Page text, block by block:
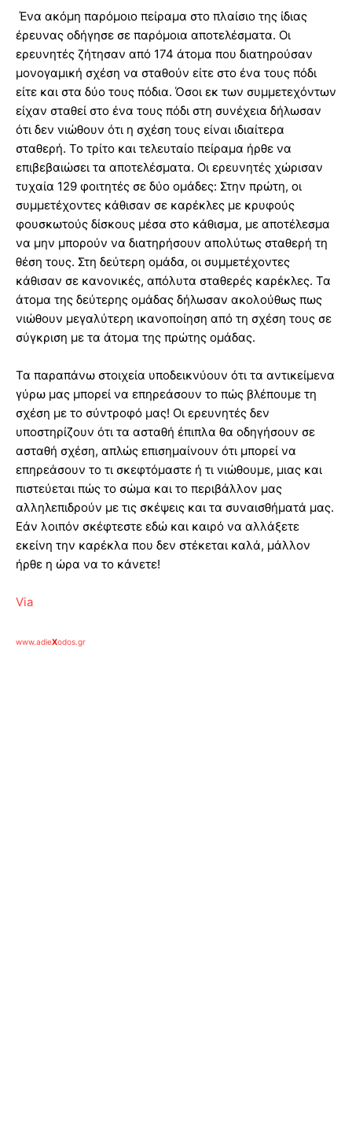
Ένα ακόμη παρόμοιο πείραμα στο πλαίσιο της ίδιας
έρευνας οδήγησε σε παρόμοια αποτελέσματα. Οι
ερευνητές ζήτησαν από 174 άτομα που διατηρούσαν
μονογαμική σχέση να σταθούν είτε στο ένα τους πόδι
είτε και στα δύο τους πόδια. Όσοι εκ των συμμετεχόντων
είχαν σταθεί στο ένα τους πόδι στη συνέχεια δήλωσαν
ότι δεν νιώθουν ότι η σχέση τους είναι ιδιαίτερα
σταθερή. Το τρίτο και τελευταίο πείραμα ήρθε να
επιβεβαιώσει τα αποτελέσματα. Οι ερευνητές χώρισαν
τυχαία 129 φοιτητές σε δύο ομάδες: Στην πρώτη, οι
συμμετέχοντες κάθισαν σε καρέκλες με κρυφούς
φουσκωτούς δίσκους μέσα στο κάθισμα, με αποτέλεσμα
να μην μπορούν να διατηρήσουν απολύτως σταθερή τη
θέση τους. Στη δεύτερη ομάδα, οι συμμετέχοντες
κάθισαν σε κανονικές, απόλυτα σταθερές καρέκλες. Τα
άτομα της δεύτερης ομάδας δήλωσαν ακολούθως πως
νιώθουν μεγαλύτερη ικανοποίηση από τη σχέση τους σε
σύγκριση με τα άτομα της πρώτης ομάδας.
Τα παραπάνω στοιχεία υποδεικνύουν ότι τα αντικείμενα
γύρω μας μπορεί να επηρεάσουν το πώς βλέπουμε τη
σχέση με το σύντροφό μας! Οι ερευνητές δεν
υποστηρίζουν ότι τα ασταθή έπιπλα θα οδηγήσουν σε
ασταθή σχέση, απλώς επισημαίνουν ότι μπορεί να
επηρεάσουν το τι σκεφτόμαστε ή τι νιώθουμε, μιας και
πιστεύεται πώς το σώμα και το περιβάλλον μας
αλληλεπιδρούν με τις σκέψεις και τα συναισθήματά μας.
Εάν λοιπόν σκέφτεστε εδώ και καιρό να αλλάξετε
εκείνη την καρέκλα που δεν στέκεται καλά, μάλλον
ήρθε η ώρα να το κάνετε!
Via
www.adieXodos.gr